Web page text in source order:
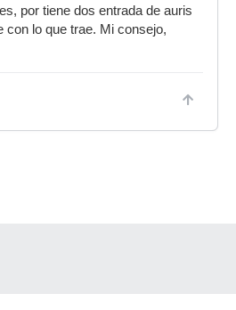
por tiene dos entrada de auris
con lo que trae. Mi consejo,